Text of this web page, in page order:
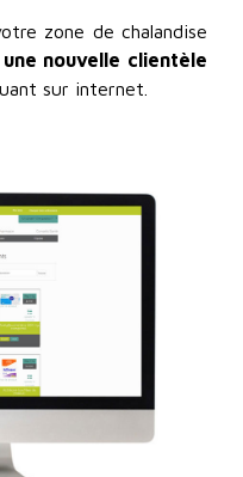
zone de chalandise
nouvelle clientèle
sur internet.